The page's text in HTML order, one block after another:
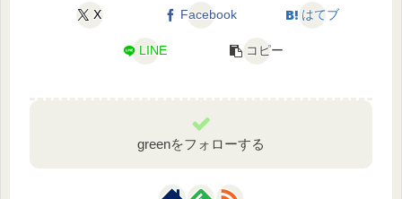
X Facebook はてブ
LINE コピー
greenをフォローする